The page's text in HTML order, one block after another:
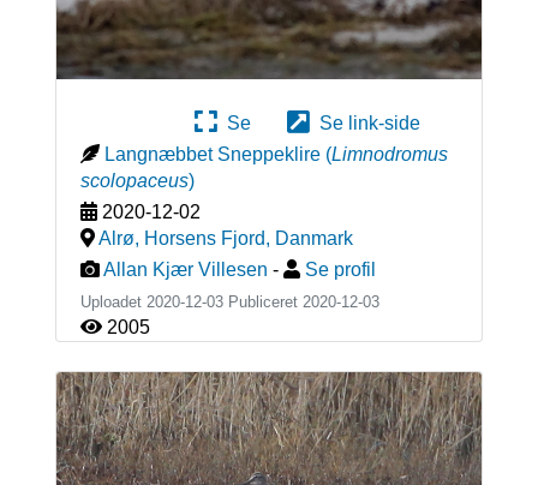
Se
Se link-side
Langnæbbet Sneppeklire (Limnodromus
scolopaceus)
2020-12-02
Alrø, Horsens Fjord, Danmark
Allan Kjær Villesen - Se profil
Uploadet 2020-12-03 Publiceret 2020-12-03
2005